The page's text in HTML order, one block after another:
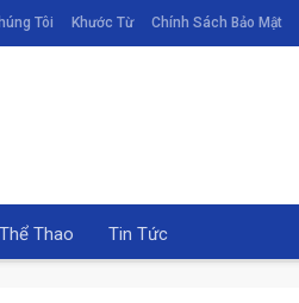
Tôi Khước Từ Chính Sách Bảo Mật
Thể Thao Tin Tức